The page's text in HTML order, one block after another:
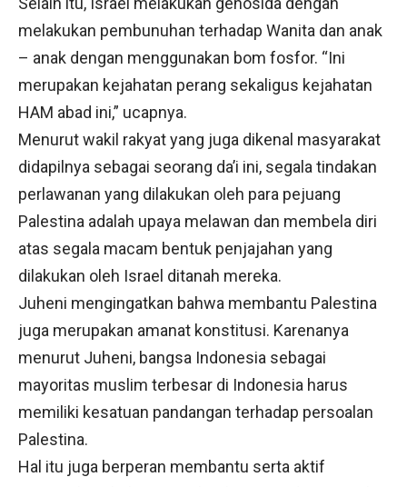
melakukan pembunuhan terhadap Wanita dan anak
– anak dengan menggunakan bom fosfor. “Ini
merupakan kejahatan perang sekaligus kejahatan
HAM abad ini,” ucapnya.
Menurut wakil rakyat yang juga dikenal masyarakat
didapilnya sebagai seorang da’i ini, segala tindakan
perlawanan yang dilakukan oleh para pejuang
Palestina adalah upaya melawan dan membela diri
atas segala macam bentuk penjajahan yang
dilakukan oleh Israel ditanah mereka.
Juheni mengingatkan bahwa membantu Palestina
juga merupakan amanat konstitusi. Karenanya
menurut Juheni, bangsa Indonesia sebagai
mayoritas muslim terbesar di Indonesia harus
memiliki kesatuan pandangan terhadap persoalan
Palestina.
Hal itu juga berperan membantu serta aktif